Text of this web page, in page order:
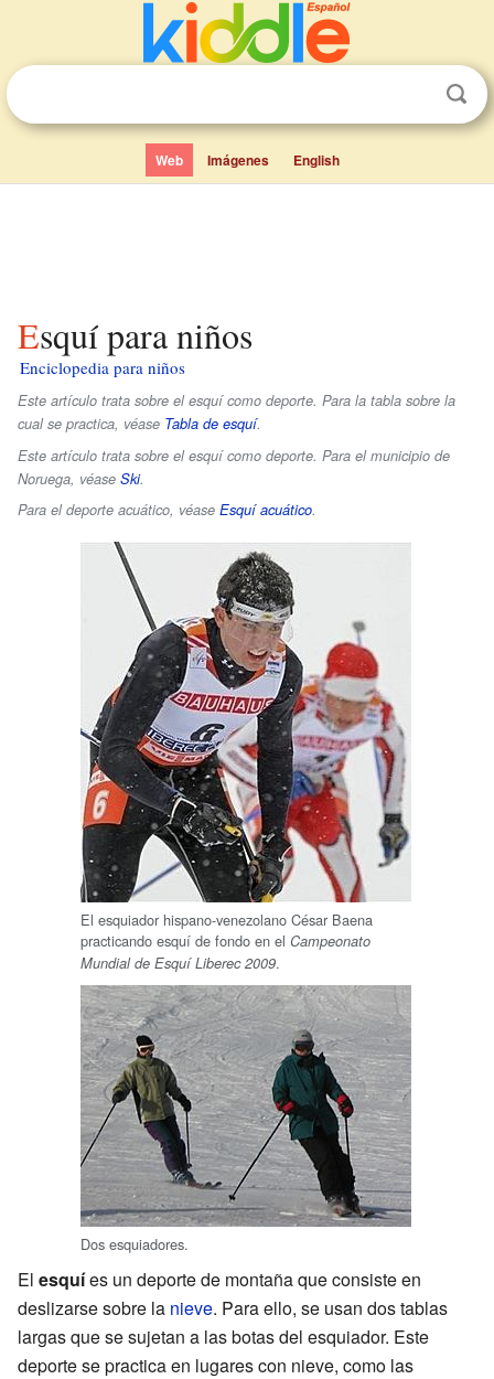
Web Imágenes English
Esquí para niños
Enciclopedia para niños
Este artículo trata sobre el esquí como deporte. Para la tabla sobre la
cual se practica, véase Tabla de esquí.
Este artículo trata sobre el esquí como deporte. Para el municipio de
Noruega, véase Ski.
Para el deporte acuático, véase Esquí acuático.
El esquiador hispano-venezolano César Baena
practicando esquí de fondo en el Campeonato
Mundial de Esquí Liberec 2009.
Dos esquiadores.
El esquíes un deporte de montaña que consiste en
deslizarse sobre la nieve. Para ello, se usan dos tablas
largas que se sujetan a las botas del esquiador. Este
deporte se practica en lugares con nieve, como las